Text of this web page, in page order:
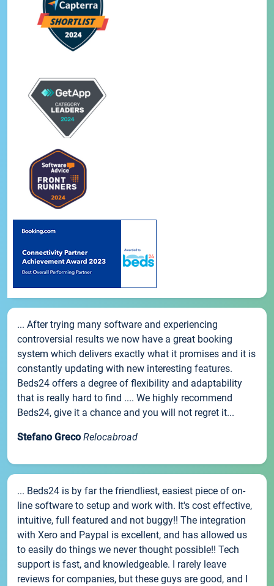
... After trying many software and experiencing
controversial results we now have a great booking
system which delivers exactly what it promises and it is
constantly updating with new interesting features.
Beds24 offers a degree of flexibility and adaptability
that is really hard to find .... We highly recommend
Beds24, give it a chance and you will not regret it...
Stefano Greco Relocabroad
... Beds24 is by far the friendliest, easiest piece of on-
line software to setup and work with. It's cost effective,
intuitive, full featured and not buggy!! The integration
with Xero and Paypal is excellent, and has allowed us
to easily do things we never thought possible!! Tech
support is fast, and knowledgeable. I rarely leave
reviews for companies, but these guys are good, and I